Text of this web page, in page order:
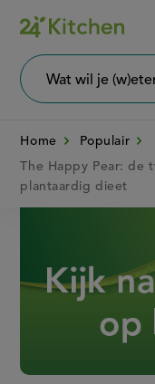
Overslaan
en
naar
gaan
wil
Home
Populair
The Happy Pear: de
plantaardig dieet